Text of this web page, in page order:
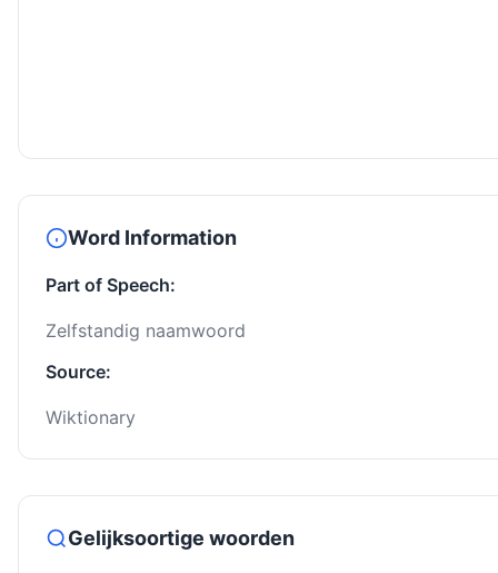
Word Information
Part of Speech:
Zelfstandig naamwoord
Source:
Wiktionary
Gelijksoortige woorden